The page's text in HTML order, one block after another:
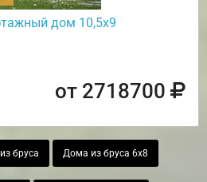
дом 10,5х9
от 2718700
бруса Дома из бруса 6х8